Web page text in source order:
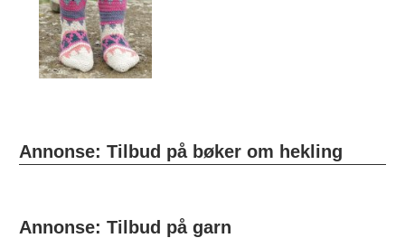
Annonse: Tilbud på bøker om hekling
Annonse: Tilbud på garn